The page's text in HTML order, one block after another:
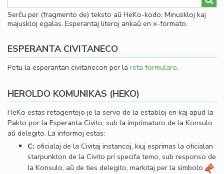
Serĉu per (fragmento de) teksto aŭ HeKo-kodo. Minuskloj kaj
majuskloj egalas. Esperantaj literoj ankaŭ en x-formato.
ESPERANTA CIVITANECO
Petu la esperantan civitanecon per la reta formularo.
HEROLDO KOMUNIKAS (HEKO)
HeKo estas retagentejo je la servo de la establoj en kaj apud la
Pakto por la Esperanta Civito, sub la imprimaturo de la Konsulo
aŭ delegito. La informoj estas:
C: oﬁcialaj de la Civitaj instancoj, kiuj esprimas la oﬁcialan
starpunkton de la Civito pri specifa temo, sub responso de
la Konsulo, aŭ de ties delegito, markitaj per la simbolo
.